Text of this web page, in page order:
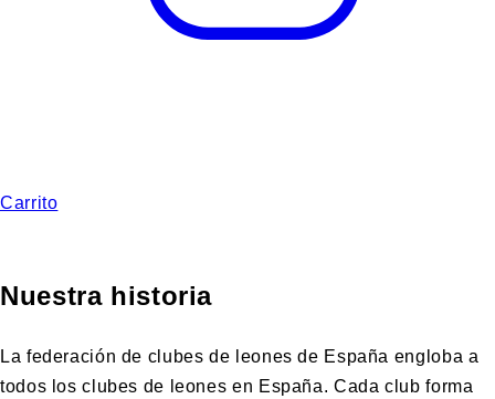
Carrito
Nuestra historia
La federación de clubes de leones de España engloba a
todos los clubes de leones en España. Cada club forma